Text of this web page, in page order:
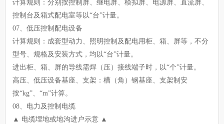
计算规则：分别按控制屏、继电屏、模拟屏、电源屏、直流屏、
控制台及箱式配电室等以“台”计量。
07、低压控制配电设备
计算规则：成套型动力、照明控制及配电用柜、箱、屏等，不分
型号、规格及安装方式，均以“台”计量。
进出柜、箱、屏的导线需焊（压）接线端子时，以“个”计量。
高压、低压设备基座、支架：槽（角）钢基座、支架制安
按“kg”、“m”计算。
08、电力及控制电缆
▲ 电缆埋地或地沟进户示意 ▲